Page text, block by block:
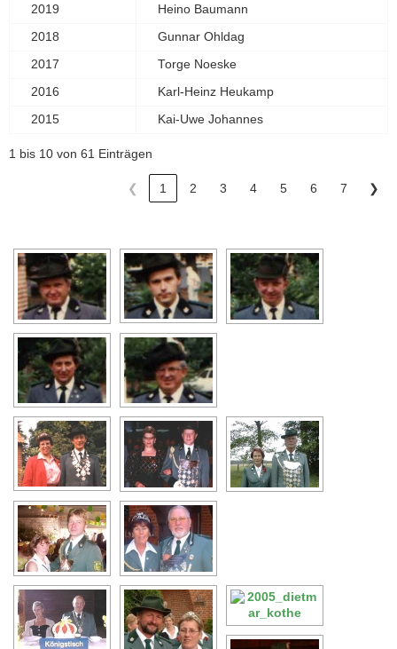
2019 Heino Baumann
2018 Gunnar Ohldag
2017 Torge Noeske
2016 Karl-Heinz Heukamp
2015 Kai-Uwe Johannes
1 bis 10 von 61 Einträgen
❮ 1 2 3 4 5 6 7 ❯